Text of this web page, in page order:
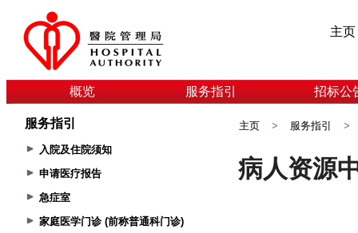
主页
概览 服务指引 招标公
服务指引
入院及住院须知
申请医疗报告
急症室
家庭医学门诊 (前称普通科门诊)
主页 > 服务指引 >